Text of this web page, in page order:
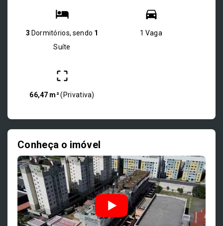
3 Dormitórios, sendo 1
Suíte
1 Vaga
66,47 m²( Privativa)
Conheça o imóvel